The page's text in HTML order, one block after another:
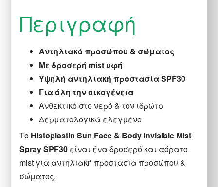
Περιγραφή
Αντηλιακό προσώπου & σώματος
Με δροσερή mist υφή
Υψηλή αντηλιακή προστασία SPF30
Για όλη την οικογένεια
Ανθεκτικό στο νερό & τον ιδρώτα
Δερματολογικά ελεγμένο
Το Histoplastin Sun Face & Body Invisible Mist
Spray SPF30 είναι ένα δροσερό και αόρατο
mist για αντηλιακή προστασία προσώπου &
σώματος.